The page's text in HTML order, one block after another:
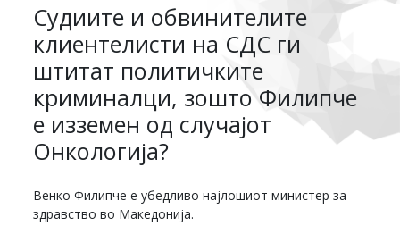
Судиите и обвинителите
клиентелисти на СДС ги
штитат политичките
криминалци, зошто Филипче
е изземен од случајот
Онкологија?
Венко Филипче е убедливо најлошиот министер за
здравство во Македонија.